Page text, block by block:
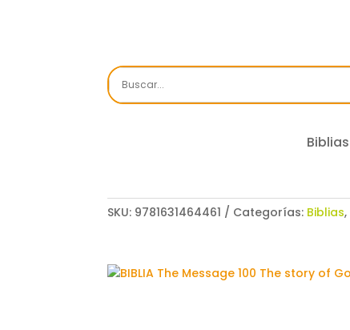
Biblias
SKU: 9781631464461 Categorías: Biblias,